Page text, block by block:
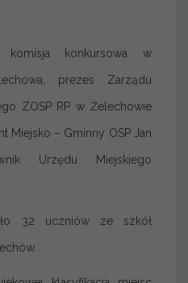
komisja konkursowa w
prezes Zarządu
ZOSP RP w Żelechowie
Miejsko – Gminny OSP Jan
Urzędu Miejskiego
32 uczniów ze szkół